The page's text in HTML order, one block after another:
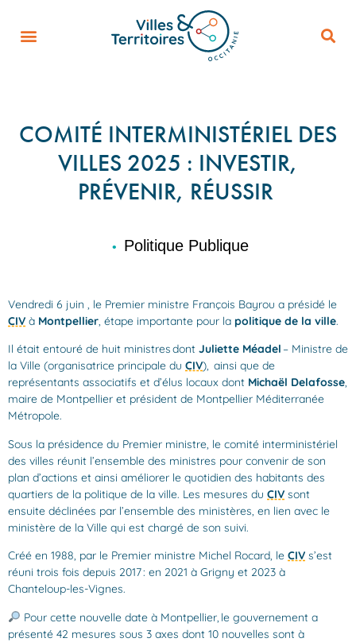
COMITÉ INTERMINISTÉRIEL DES
VILLES 2025 : INVESTIR,
PRÉVENIR, RÉUSSIR
• Politique Publique
Vendredi 6 juin , le Premier ministre François Bayrou a présidé le
CIV à Montpellier, étape importante pour la politique de la ville.
Il était entouré de huit ministresdont Juliette Méadel – Ministre de
la Ville (organisatrice principale du CIV), ainsi que de
représentants associatifs et d’élus locaux dont Michaël Delafosse,
maire de Montpellier et président de Montpellier Méditerranée
Métropole.
Sous la présidence du Premier ministre, le comité interministériel
des villes réunit l’ensemble des ministres pour convenir de son
plan d’actions et ainsi améliorer le quotidien des habitants des
quartiers de la politique de la ville. Les mesures du CIV sont
ensuite déclinées par l’ensemble des ministères, en lien avec le
ministère de la Ville qui est chargé de son suivi.
Créé en 1988, par le Premier ministre Michel Rocard, le CIV s’est
réuni trois fois depuis 2017 : en 2021 à Grigny et 2023 à
Chanteloup-les-Vignes.
Pour cette nouvelle date à Montpellier, le gouvernement a
présenté 42 mesures sous 3 axes dont 10 nouvelles sont à